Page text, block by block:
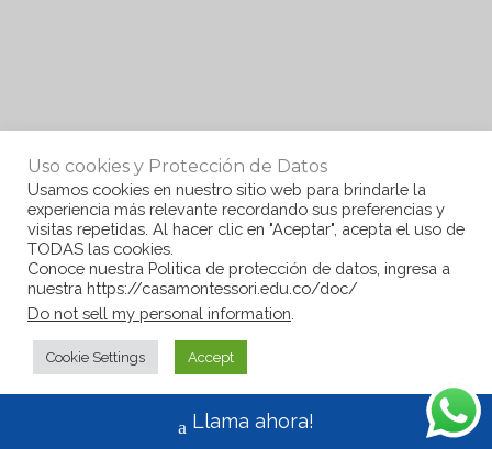
Uso cookies y Protección de Datos
Usamos cookies en nuestro sitio web para brindarle la
experiencia más relevante recordando sus preferencias y
visitas repetidas. Al hacer clic en "Aceptar", acepta el uso de
TODAS las cookies.
Conoce nuestra Politica de protección de datos, ingresa a
nuestra https://casamontessori.edu.co/doc/
Do not sell my personal information
Cookie Settings Accept
Llama ahora!